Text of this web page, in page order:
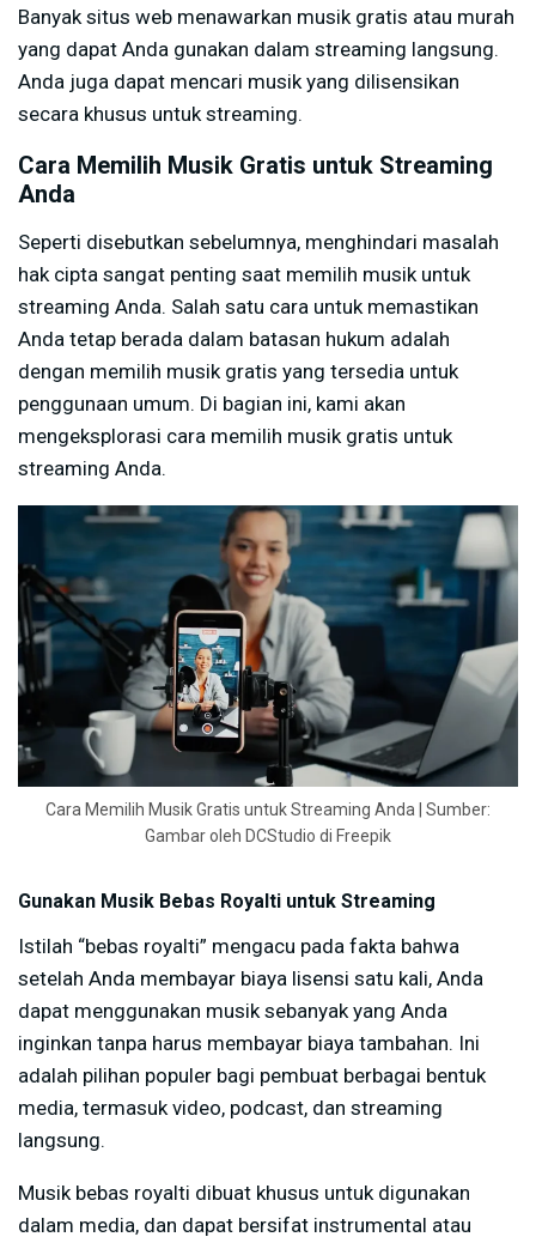
Banyak situs web menawarkan musik gratis atau murah
yang dapat Anda gunakan dalam streaming langsung.
Anda juga dapat mencari musik yang dilisensikan
secara khusus untuk streaming.
Cara Memilih Musik Gratis untuk Streaming
Anda
Seperti disebutkan sebelumnya, menghindari masalah
hak cipta sangat penting saat memilih musik untuk
streaming Anda. Salah satu cara untuk memastikan
Anda tetap berada dalam batasan hukum adalah
dengan memilih musik gratis yang tersedia untuk
penggunaan umum. Di bagian ini, kami akan
mengeksplorasi cara memilih musik gratis untuk
streaming Anda.
Cara Memilih Musik Gratis untuk Streaming Anda | Sumber:
Gambar oleh DCStudio di Freepik
Gunakan Musik Bebas Royalti untuk Streaming
Istilah “bebas royalti” mengacu pada fakta bahwa
setelah Anda membayar biaya lisensi satu kali, Anda
dapat menggunakan musik sebanyak yang Anda
inginkan tanpa harus membayar biaya tambahan. Ini
adalah pilihan populer bagi pembuat berbagai bentuk
media, termasuk video, podcast, dan streaming
langsung.
Musik bebas royalti dibuat khusus untuk digunakan
dalam media, dan dapat bersifat instrumental atau